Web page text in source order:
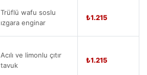
Trüflü wafu soslu
ızgara enginar
₺1.215
Acılı ve limonlu çıtır
tavuk
₺1.215